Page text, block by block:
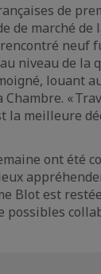
de
de marché de
neuf
niveau de la
louant
«
la meilleure
ont été
Blot est
possibles